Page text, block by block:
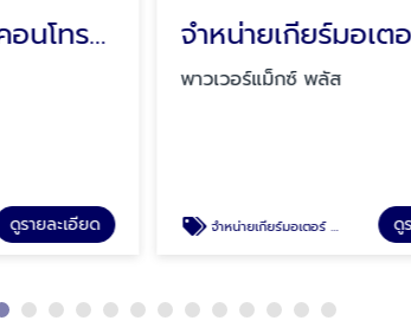
ออกแบบติดตั้งตู้คอนโทรลไฟฟ้า (Control Cabinet)
ดูรายละเอียด
พาวเวอร์แม็กซ์ พลัส
จำหน่ายเกียร์มอเตอร์ Gear Motor ดู